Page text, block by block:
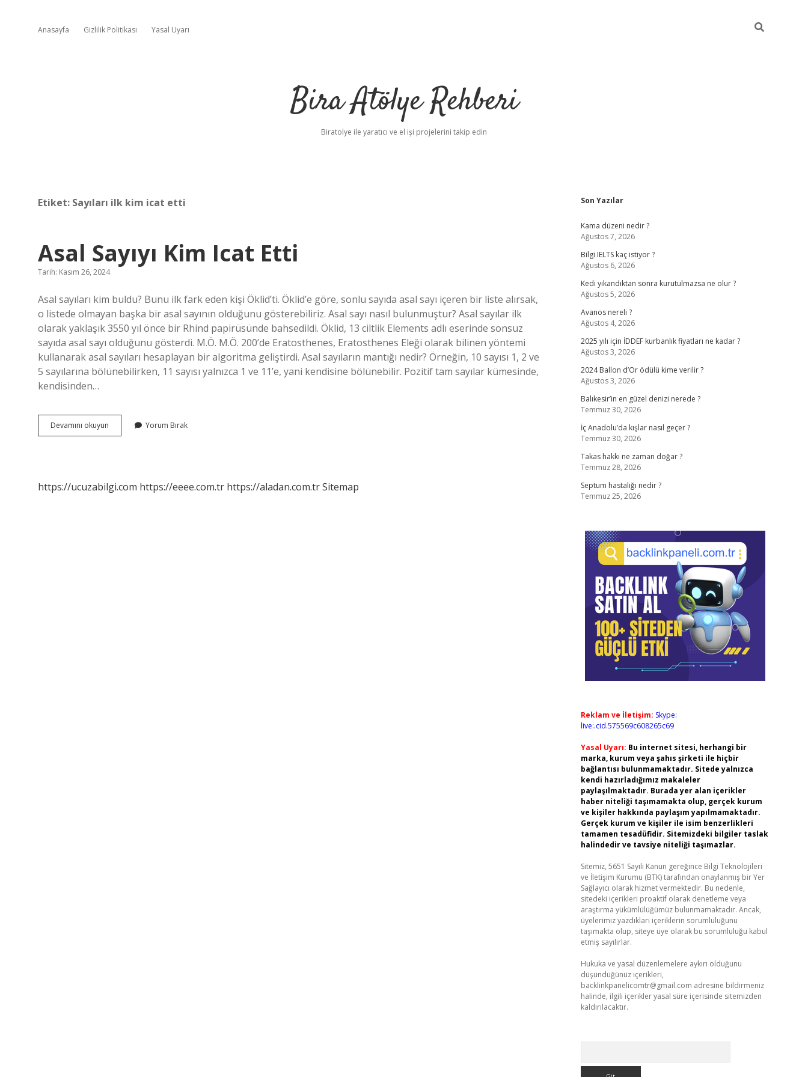
Anasayfa Gizlilik Politikası Yasal Uyarı
Bira Atölye Rehberi
Biratolye ile yaratıcı ve el işi projelerini takip edin
Etiket: Sayıları ilk kim icat etti
Asal Sayıyı Kim Icat Etti
Tarih: Kasım 26, 2024
Asal sayıları kim buldu? Bunu ilk fark eden kişi Öklid’ti. Öklid’e göre, sonlu sayıda asal sayı içeren bir liste alırsak,
o listede olmayan başka bir asal sayının olduğunu gösterebiliriz. Asal sayı nasıl bulunmuştur? Asal sayılar ilk
olarak yaklaşık 3550 yıl önce bir Rhind papirüsünde bahsedildi. Öklid, 13 ciltlik Elements adlı eserinde sonsuz
sayıda asal sayı olduğunu gösterdi. M.Ö. M.Ö. 200’de Eratosthenes, Eratosthenes Eleği olarak bilinen yöntemi
kullanarak asal sayıları hesaplayan bir algoritma geliştirdi. Asal sayıların mantığı nedir? Örneğin, 10 sayısı 1, 2 ve
5 sayılarına bölünebilirken, 11 sayısı yalnızca 1 ve 11’e, yani kendisine bölünebilir. Pozitif tam sayılar kümesinde,
kendisinden…
Devamını okuyun
Sayıyı
Yorum Bırak
https://ucuzabilgi.com https://eeee.com.tr https://aladan.com.trSitemap
Sidebar
Son Yazılar
Kama düzeni nedir ?
Ağustos 7, 2026
Bilgi IELTS kaç istiyor ?
Ağustos 6, 2026
Kedi yıkandıktan sonra kurutulmazsa ne olur ?
Ağustos 5, 2026
Avanos nereli ?
Ağustos 4, 2026
2025 yılı için İDDEF kurbanlık fiyatları ne kadar ?
Ağustos 3, 2026
2024 Ballon d’Or ödülü kime verilir ?
Ağustos 3, 2026
Balıkesir’in en güzel denizi nerede ?
Temmuz 30, 2026
İç Anadolu’da kışlar nasıl geçer ?
Temmuz 30, 2026
Takas hakkı ne zaman doğar ?
Temmuz 28, 2026
Septum hastalığı nedir ?
Temmuz 25, 2026
Reklam ve İletişim: Skype:
live:.cid.575569c608265c69
Yasal Uyarı: Bu internet sitesi, herhangi bir
marka, kurum veya şahıs şirketi ile hiçbir
bağlantısı bulunmamaktadır. Sitede yalnızca
kendi hazırladığımız makaleler
paylaşılmaktadır. Burada yer alan içerikler
haber niteliği taşımamakta olup, gerçek kurum
ve kişiler hakkında paylaşım yapılmamaktadır.
Gerçek kurum ve kişiler ile isim benzerlikleri
tamamen tesadüfidir. Sitemizdeki bilgiler taslak
halindedir ve tavsiye niteliği taşımazlar.
Sitemiz, 5651 Sayılı Kanun gereğince Bilgi Teknolojileri
ve İletişim Kurumu (BTK) tarafından onaylanmış bir Yer
Sağlayıcı olarak hizmet vermektedir. Bu nedenle,
sitedeki içerikleri proaktif olarak denetleme veya
araştırma yükümlülüğümüz bulunmamaktadır. Ancak,
üyelerimiz yazdıkları içeriklerin sorumluluğunu
taşımakta olup, siteye üye olarak bu sorumluluğu kabul
etmiş sayılırlar.
Hukuka ve yasal düzenlemelere aykırı olduğunu
düşündüğünüz içerikleri,
backlinkpanelicomtr@gmail.com adresine bildirmeniz
halinde, ilgili içerikler yasal süre içerisinde sitemizden
kaldırılacaktır.
ilbetbetci